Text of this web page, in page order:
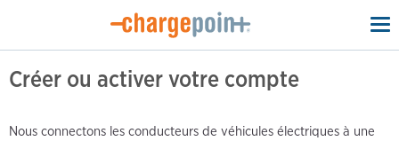
Créer ou activer votre compte
Nous connectons les conducteurs de véhicules électriques à une